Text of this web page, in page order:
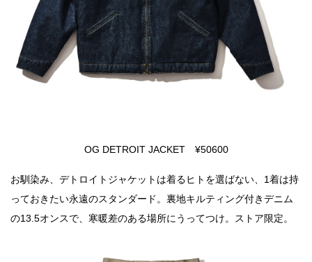
OG DETROIT JACKET ¥50600
お馴染み、デトロイトジャケットは着るヒトを選ばない、1着は持
っておきたい永遠のスタンダード。裏地キルティング付きデニム
の13.5オンスで、寒暖差のある場所にうってつけ。ストア限定。